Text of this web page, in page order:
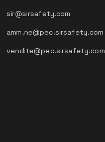
sir@sirsafety.com
amm.ne@pec.sirsafety.com
vendite@pec.sirsafety.com